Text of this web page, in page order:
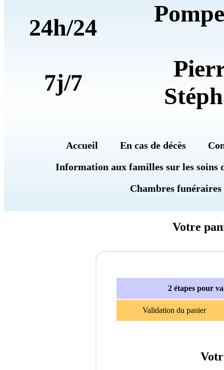
24h/24
7j/7
Accueil En cas de décès
Information aux familles sur les soins
Chambres funéraires
Votre
2 étapes pour
Validation du panier